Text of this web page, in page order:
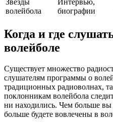
волейбола
биографии
Когда и где
волейболе
Существует множество
слушателям программы о
традиционных радиоволнах,
поклонникам волейбола
ни находились. Чем больше вы
больше будете вовлечены в